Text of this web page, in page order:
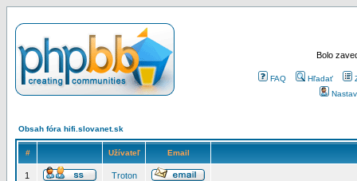
Bolo
FAQ Hľadať
Obsah fóra hifi.slovanet.sk
# Užívateľ Email
1 Troton